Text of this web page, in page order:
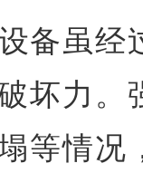
备虽经
坏力。
等情况